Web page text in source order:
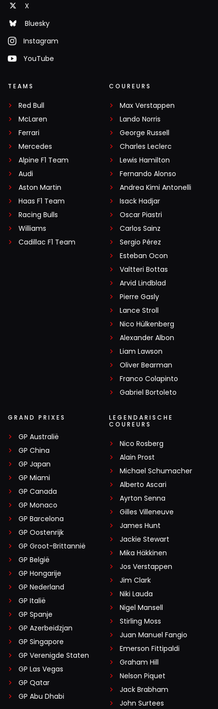
X
Bluesky
Instagram
YouTube
TEAMS
Red Bull
McLaren
Ferrari
Mercedes
Alpine F1 Team
Audi
Aston Martin
Haas F1 Team
Racing Bulls
Williams
Cadillac F1 Team
COUREURS
Max Verstappen
Lando Norris
George Russell
Charles Leclerc
Lewis Hamilton
Fernando Alonso
Andrea Kimi Antonelli
Isack Hadjar
Oscar Piastri
Carlos Sainz
Sergio Pérez
Esteban Ocon
Valtteri Bottas
Arvid Lindblad
Pierre Gasly
Lance Stroll
Nico Hülkenberg
Alexander Albon
Liam Lawson
Oliver Bearman
Franco Colapinto
Gabriel Bortoleto
GRAND PRIXES
GP Australië
GP China
GP Japan
GP Miami
GP Canada
GP Monaco
GP Barcelona
GP Oostenrijk
GP Groot-Brittannië
GP België
GP Hongarije
GP Nederland
GP Italië
GP Spanje
GP Azerbeidzjan
GP Singapore
GP Verenigde Staten
GP Las Vegas
GP Qatar
GP Abu Dhabi
LEGENDARISCHE
COUREURS
Nico Rosberg
Alain Prost
Michael Schumacher
Alberto Ascari
Ayrton Senna
Gilles Villeneuve
James Hunt
Jackie Stewart
Mika Häkkinen
Jos Verstappen
Jim Clark
Niki Lauda
Nigel Mansell
Stirling Moss
Juan Manuel Fangio
Emerson Fittipaldi
Graham Hill
Nelson Piquet
Jack Brabham
John Surtees